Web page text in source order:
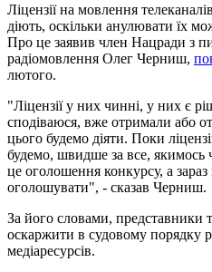
Ліцензії на мовлення
діють, оскільки анулювати їх
Про це заявив член Нацради з
радіомовлення Олег Черниш,
лютого.
"Ліцензії у них чинні, у них є
сподіваюся, вже отримали або
цього будемо діяти. Поки
будемо, швидше за все,
це оголошення конкурсу, а
оголошувати", - сказав Черниш.
За його словами, представники
оскаржити в судовому порядку
медіаресурсів.